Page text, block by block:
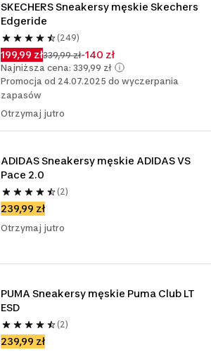
SKECHERS Sneakersy męskie Skechers
Edgeride
(249)
199,99 zł339,99 zł-140 zł
Najniższa cena: 339,99 zł
Promocja od 24.07.2025 do wyczerpania
zapasów
Otrzymaj jutro
ADIDAS Sneakersy męskie ADIDAS VS
Pace 2.0
(2)
239,99 zł
Otrzymaj jutro
PUMA Sneakersy męskie Puma Club LT
ESD
(2)
239,99 zł